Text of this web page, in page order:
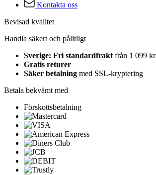
Kontakta oss
Bevisad kvalitet
Handla säkert och pålitligt
Sverige: Fri standardfrakt från 1 099 kr
Gratis returer
Säker betalning med SSL-kryptering
Betala bekvämt med
Förskottsbetalning